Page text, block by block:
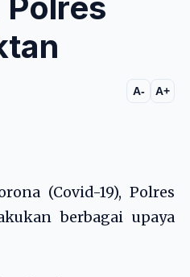
A- A+
(Covid-19), Polres
berbagai upaya